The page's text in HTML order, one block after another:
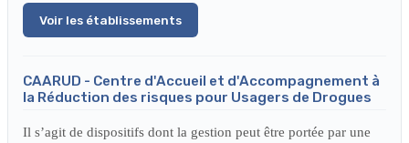
Voir les établissements
CAARUD - Centre d'Accueil et d'Accompagnement à
la Réduction des risques pour Usagers de Drogues
Il s’agit de dispositifs dont la gestion peut être portée par une